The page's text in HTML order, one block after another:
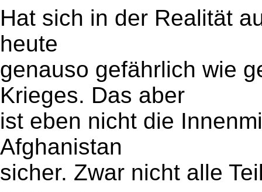
Hat sich in der Realität
heute
genauso gefährlich wie
Krieges. Das aber
ist eben nicht die
Afghanistan
sicher. Zwar nicht alle